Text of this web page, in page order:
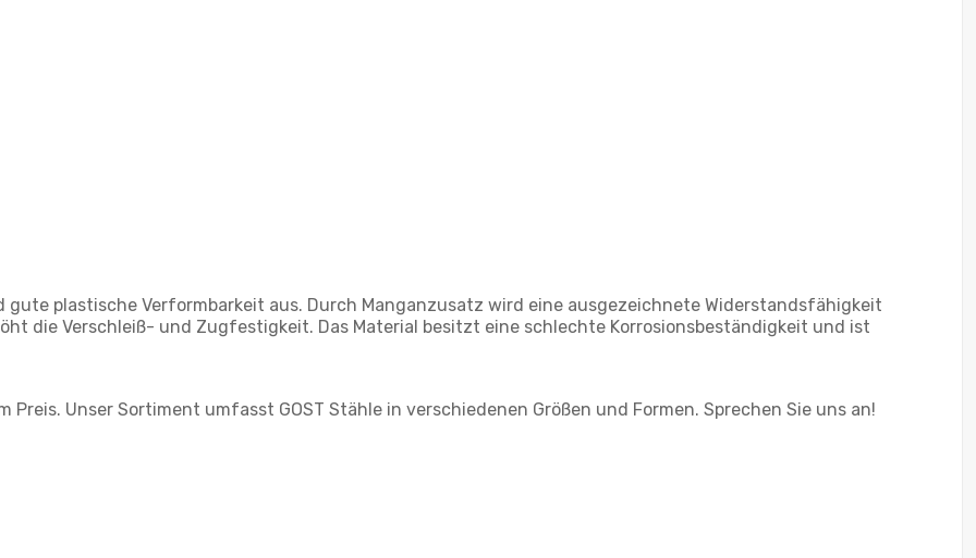
plastische Verformbarkeit aus. Durch Manganzusatz wird eine ausgezeichnete Widerstandsfähigkeit
die Verschleiß- und Zugfestigkeit. Das Material besitzt eine schlechte Korrosionsbeständigkeit und ist
Preis. Unser Sortiment umfasst GOST Stähle in verschiedenen Größen und Formen. Sprechen Sie uns an!